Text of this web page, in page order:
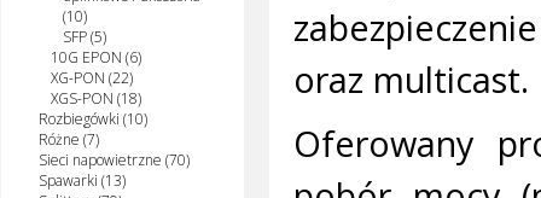
(10)
SFP (5)
10G EPON (6)
XG-PON (22)
XGS-PON (18)
Rozbiegówki (10)
Różne (7)
Sieci napowietrzne (70)
Spawarki (13)
oraz multicast.
Oferowany